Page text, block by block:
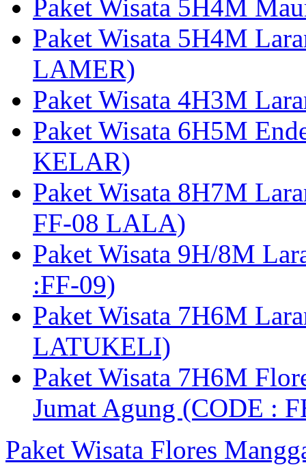
Paket Wisata 5H4M
Paket Wisata 5H4M
LAMER)
Paket Wisata 4H3M
Paket Wisata 6H5M
KELAR)
Paket Wisata 8H7M
FF-08 LALA)
Paket Wisata 9H/8M
:FF-09)
Paket Wisata 7H6M
LATUKELI)
Paket Wisata 7H6M
Jumat Agung (CODE :
Paket Wisata Flores